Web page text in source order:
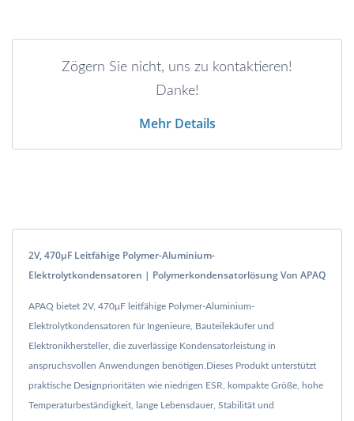
Zögern Sie nicht, uns zu kontaktieren!
Danke!
Mehr Details
2V, 470μF Leitfähige Polymer-Aluminium-
Elektrolytkondensatoren | Polymerkondensatorlösung Von APAQ
APAQ bietet 2V, 470μF leitfähige Polymer-Aluminium-
Elektrolytkondensatoren für Ingenieure, Bauteilekäufer und
Elektronikhersteller, die zuverlässige Kondensatorleistung in
anspruchsvollen Anwendungen benötigen.Dieses Produkt unterstützt
praktische Designprioritäten wie niedrigen ESR, kompakte Größe, hohe
Temperaturbeständigkeit, lange Lebensdauer, Stabilität und